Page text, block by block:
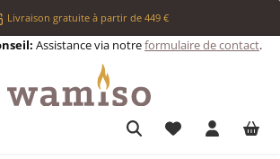
Livraison gratuite à partir de 449 €
Assistance via notreformulaire de contact.
Vous avez 0